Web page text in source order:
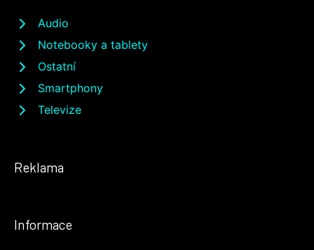
Audio
Notebooky a tablety
Ostatní
Smartphony
Televize
Reklama
Informace